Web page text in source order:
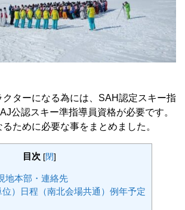
クターになる為には、SAH認定スキー指
公認スキー準指導員資格が必要です。
ために必要な事をまとめました。
目次 [閉]
地本部・連絡先
）日程（南北会場共通）例年予定